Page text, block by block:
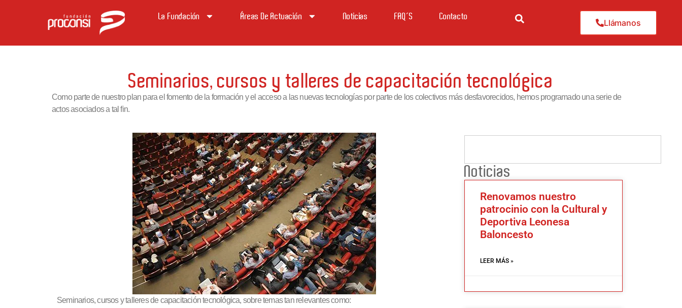
La Fundación Áreas De Actuación Noticias FAQ´s Contacto
Llámanos
Seminarios, cursos y talleres de capacitación tecnológica
Como parte de nuestro plan para el fomento de la formación y el acceso a las nuevas tecnologías por parte de los colectivos más desfavorecidos, hemos programado una serie de
actos asociados a tal fin.
Seminarios, cursos y talleres de capacitación tecnológica, sobre temas tan relevantes como:
Noticias
Renovamos nuestro
patrocinio con la Cultural y
Deportiva Leonesa
Baloncesto
LEER MÁS »